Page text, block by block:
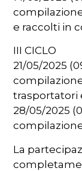
e raccolti in
III CICLO
21/05/2025
trasportatori
28/05/2025
La